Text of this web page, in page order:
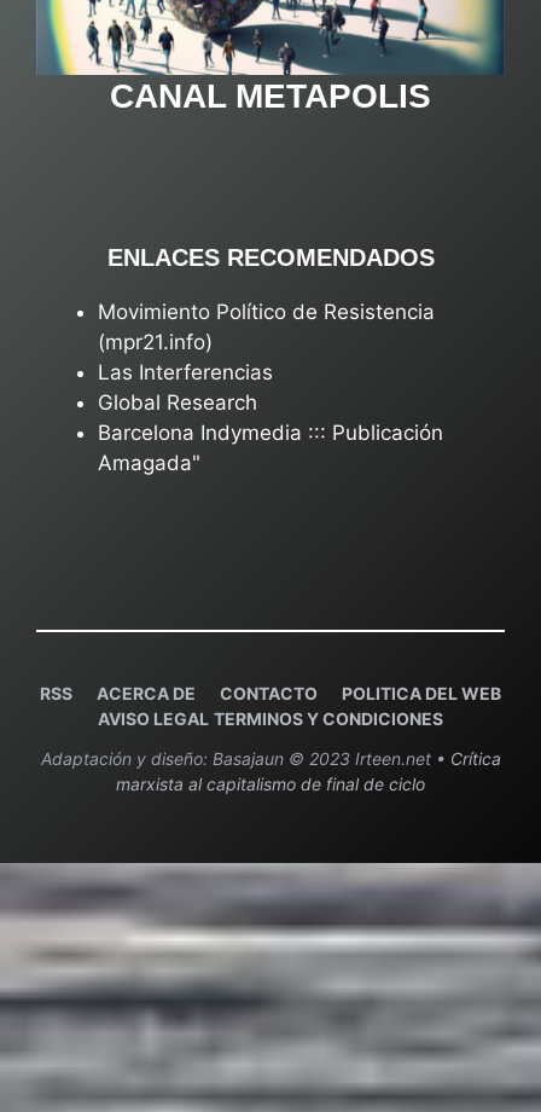
CANAL METAPOLIS
ENLACES RECOMENDADOS
Movimiento Político de Resistencia
(mpr21.info)
Las Interferencias
Global Research
Barcelona Indymedia ::: Publicación
Amagada"
RSS ACERCA DE CONTACTO
POLITICA DEL WEB
AVISO LEGAL TERMINOS Y CONDICIONES
Adaptación y diseño: Basajaun © 2023 Irteen.net • Crítica
marxista al capitalismo de final de ciclo